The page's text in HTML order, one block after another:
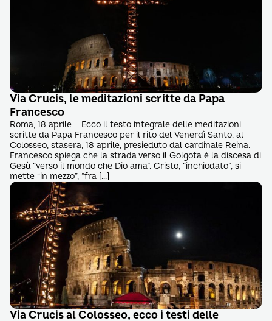
Via Crucis, le meditazioni scritte da Papa
Francesco
Roma, 18 aprile – Ecco il testo integrale delle meditazioni
scritte da Papa Francesco per il rito del Venerdì Santo, al
Colosseo, stasera, 18 aprile, presieduto dal cardinale Reina.
Francesco spiega che la strada verso il Golgota è la discesa di
Gesù “verso il mondo che Dio ama”. Cristo, “inchiodato”, si
mette “in mezzo”, “fra […]
Via Crucis al Colosseo, ecco i testi delle